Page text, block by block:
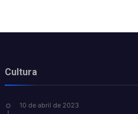
Cultura
10 de abril de 2023